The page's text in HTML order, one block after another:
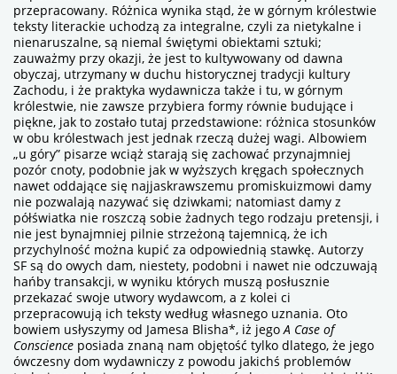
przepracowany. Różnica wynika stąd, że w górnym królestwie
teksty literackie uchodzą za integralne, czyli za nietykalne i
nienaruszalne, są niemal świętymi obiektami sztuki;
zauważmy przy okazji, że jest to kultywowany od dawna
obyczaj, utrzymany w duchu historycznej tradycji kultury
Zachodu, i że praktyka wydawnicza także i tu, w górnym
królestwie, nie zawsze przybiera formy równie budujące i
piękne, jak to zostało tutaj przedstawione: różnica stosunków
w obu królestwach jest jednak rzeczą dużej wagi. Albowiem
„u góry” pisarze wciąż starają się zachować przynajmniej
pozór cnoty, podobnie jak w wyższych kręgach społecznych
nawet oddające się najjaskrawszemu promiskuizmowi damy
nie pozwalają nazywać się dziwkami; natomiast damy z
półświatka nie roszczą sobie żadnych tego rodzaju pretensji, i
nie jest bynajmniej pilnie strzeżoną tajemnicą, że ich
przychylność można kupić za odpowiednią stawkę. Autorzy
SF są do owych dam, niestety, podobni i nawet nie odczuwają
hańby transakcji, w wyniku których muszą posłusznie
przekazać swoje utwory wydawcom, a z kolei ci
przepracowują ich teksty według własnego uznania. Oto
bowiem usłyszymy od Jamesa Blisha*, iż jego A Case of
Conscience posiada znaną nam objętość tylko dlatego, że jego
ówczesny dom wydawniczy z powodu jakichś problemów